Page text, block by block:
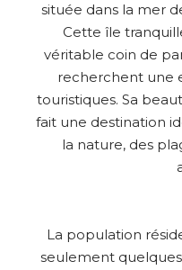
située dans la mer
Cette île
véritable coin de
recherchent une
touristiques. Sa
fait une destination
la nature, des
La population
seulement quelques